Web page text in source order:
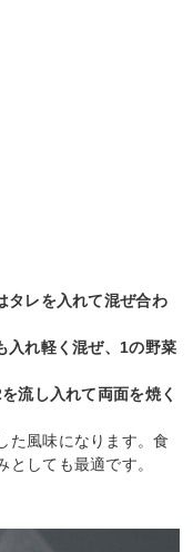
タレを入れて混ぜ合わ
入れ軽く混ぜ、1の野菜
流し入れて両面を焼く
た風味になります。食
しても最適です。